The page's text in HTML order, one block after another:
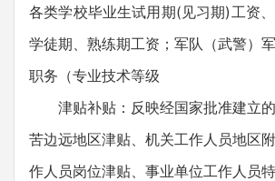
各类学校毕业生试用期(见习期)工资
学徒期、熟练期工资；军队（武警）
职务（专业技术等级
津贴补贴：反映经国家批准建立
苦边远地区津贴、机关工作人员地区
作人员岗位津贴、事业单位工作人员